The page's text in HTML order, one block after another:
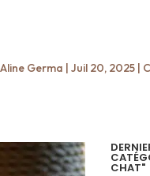
Aline Germa | Juil 20, 2025|
CHAT"